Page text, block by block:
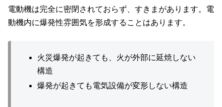
電動機は完全に密閉されておらず、すきまがあります。電
動機内に爆発性雰囲気を形成することはあります。
火災爆発が起きても、火が外部に延焼しない
構造
爆発が起きても電気設備が変形しない構造